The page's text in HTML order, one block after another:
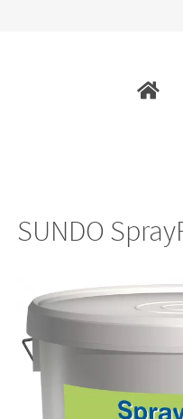
SUNDO